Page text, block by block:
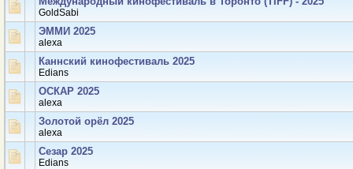
GoldSabi
ЭММИ 2025
аlexa
Каннский кинофестиваль 2025
Edians
ОСКАР 2025
аlexa
Золотой орёл 2025
аlexa
Сезар 2025
Edians